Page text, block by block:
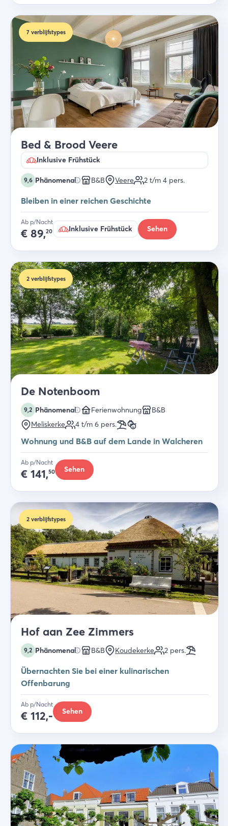
7 verblijfstypes
Bed & Brood Veere
Inklusive Frühstück
9,6 Phänomenal B&B Veere 2 t/m 4 pers.
Bleiben in einer reichen Geschichte
Ab p/Nacht
€ 89,20 Inklusive Frühstück Sehen
2 verblijfstypes
De Notenboom
9,2 Phänomenal Ferienwohnung
B&B
Meliskerke
4 t/m 6 pers.
Wohnung und B&B auf dem Lande in Walcheren
Ab p/Nacht
€ 141,50 Sehen
2 verblijfstypes
Hof aan Zee Zimmers
9,2 Phänomenal B&B Koudekerke 2 pers.
Übernachten Sie bei einer kulinarischen
Offenbarung
Ab p/Nacht
€ 112,- Sehen